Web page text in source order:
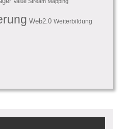
Web2.0 Weiterbildung